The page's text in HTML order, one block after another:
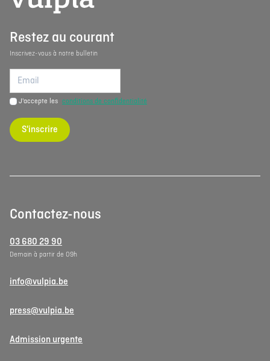
Restez au courant
Inscrivez-vous à notre bulletin
J'accepte les conditions de confidentialité
S'inscrire
Contactez-nous
03 680 29 90
Demain à partir de 09h
info@vulpia.be
press@vulpia.be
Admission urgente